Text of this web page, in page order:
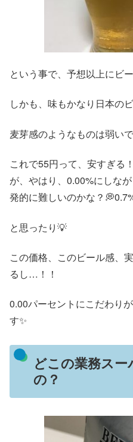
という事で、予想以上にビ
しかも、味もかなり日本の
麦芽感のようなものは弱い
これで55円って、安すぎる
が、やはり、0.00%にしな
発的に難しいのかな？
と思ったり💡
この価格、このビール感、
るし…！！
0.00パーセントにこだわり
す✨
どこの業務ス
の？